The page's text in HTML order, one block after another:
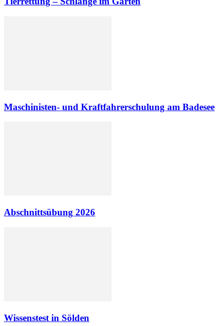
Maschinisten- und Kraftfahrerschulung am Badesee
Abschnittsübung 2026
Wissenstest in Sölden